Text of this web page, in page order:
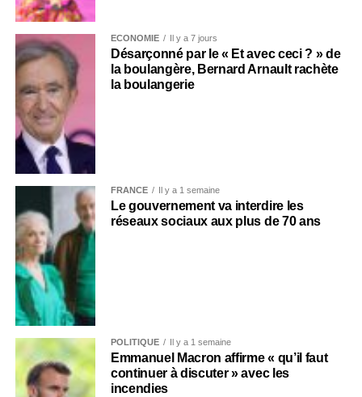
ECONOMIE Il y a 7 jours
Désarçonné par le « Et avec ceci ? » de
la boulangère, Bernard Arnault rachète
la boulangerie
FRANCE Il y a 1 semaine
Le gouvernement va interdire les
réseaux sociaux aux plus de 70 ans
POLITIQUE Il y a 1 semaine
Emmanuel Macron affirme « qu’il faut
continuer à discuter » avec les
incendies